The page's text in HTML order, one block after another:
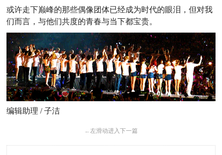
或许走下巅峰的那些偶像团体已经成为时代的眼泪，但对我
们而言，与他们共度的青春与当下都宝贵。
编辑助理 / 子洁
←左滑动进入下一篇